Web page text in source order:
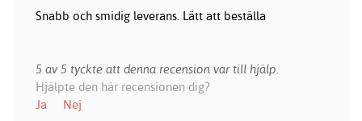
Snabb och smidig leverans. Lätt att beställa
5 av 5 tyckte att denna recension var till hjälp.
Hjälpte den här recensionen dig?
Ja
Nej